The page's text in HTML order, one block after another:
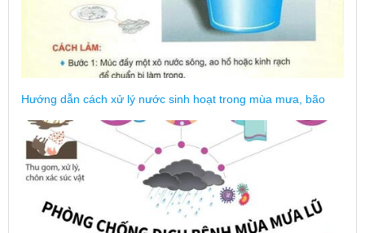
Hướng dẫn cách xử lý nước sinh hoạt trong mùa mưa, bão